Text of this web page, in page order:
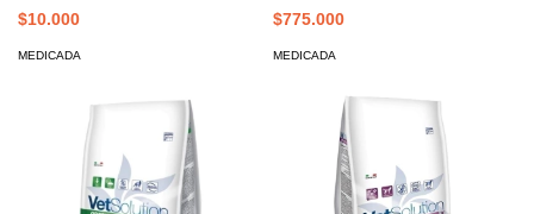
Gr
$10.000
MEDICADA
$775.000
MEDICADA